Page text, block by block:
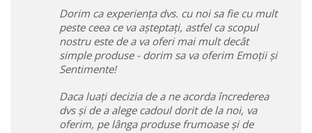
Dorim ca experiența dvs. cu noi sa fie cu mult
peste ceea ce va așteptați, astfel ca scopul
nostru este de a va oferi mai mult decât
simple produse - dorim sa va oferim Emoții și
Sentimente!
Daca luați decizia de a ne acorda încrederea
dvs și de a alege cadoul dorit de la noi, va
oferim, pe lânga produse frumoase și de